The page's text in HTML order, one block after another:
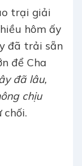
trại giải
hôm ấy
đã trải sẵn
để Cha
đã lâu,
chịu
chối.